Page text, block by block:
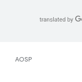
AOSP